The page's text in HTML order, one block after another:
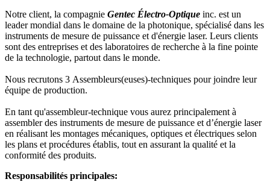
Notre client, la compagnie Gentec Électro-Optique inc. est un
leader mondial dans le domaine de la photonique, spécialisé dans les
instruments de mesure de puissance et d'énergie laser. Leurs clients
sont des entreprises et des laboratoires de recherche à la fine pointe
de la technologie, partout dans le monde.
Nous recrutons 3 Assembleurs(euses)-techniques pour joindre leur
équipe de production.
En tant qu'assembleur-technique vous aurez principalement à
assembler des instruments de mesure de puissance et d’énergie laser
en réalisant les montages mécaniques, optiques et électriques selon
les plans et procédures établis, tout en assurant la qualité et la
conformité des produits.
Responsabilités principales: